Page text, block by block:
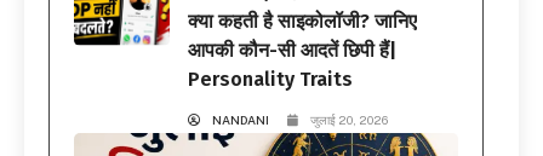
क्या कहती है साइकोलॉजी? जानिए
आपकी कौन-सी आदतें छिपी हैं|
Personality Traits
NANDANI जुलाई 20, 2026